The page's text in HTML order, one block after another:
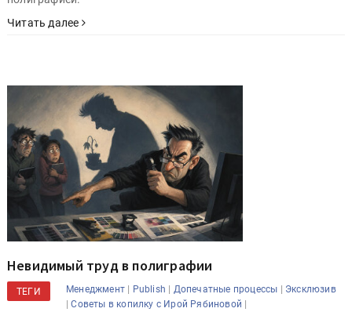
Читать далее
Невидимый труд в полиграфии
ТЕГИ Менеджмент | Publish | Допечатные процессы | Эксклюзив
|Советы в копилку с Ирой Рябиновой |